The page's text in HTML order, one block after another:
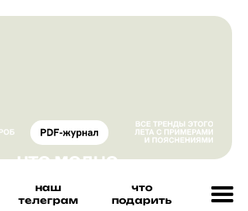
наш
телеграм
что
подарить